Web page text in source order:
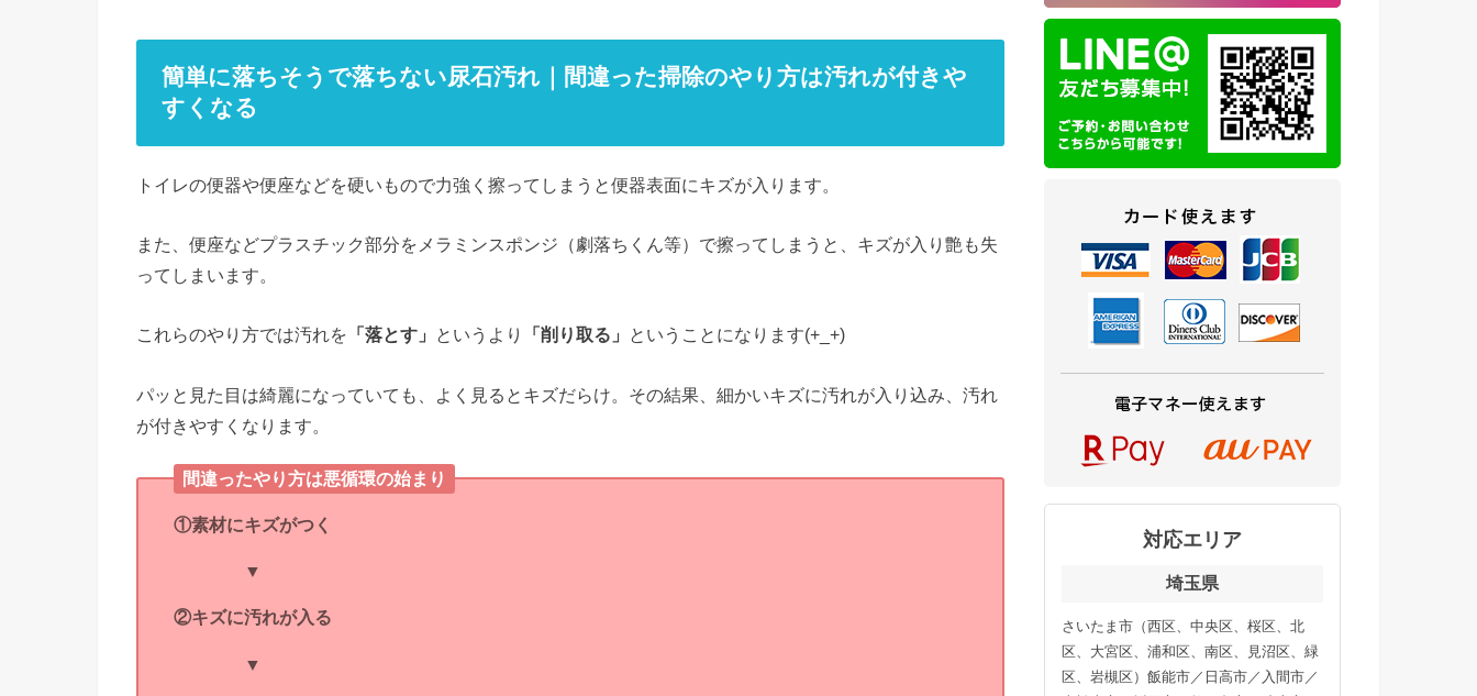
簡単に落ちそうで落ちない尿石汚れ｜間違った掃除のやり方は汚れが付きや
すくなる
トイレの便器や便座などを硬いもので力強く擦ってしまうと便器表面にキズが入ります。
また、便座などプラスチック部分をメラミンスポンジ（劇落ちくん等）で擦ってしまうと、キズが入り艶も失
ってしまいます。
これらのやり方では汚れを 「落とす」 というより 「削り取る」 ということになります(+_+)
パッと見た目は綺麗になっていても、よく見るとキズだらけ。その結果、細かいキズに汚れが入り込み、汚れ
が付きやすくなります。
間違ったやり方は悪循環の始まり
①素材にキズがつく
▼
②キズに汚れが入る
▼
対応エリア
埼玉県
さいたま市（西区、中央区、桜区、北
区、大宮区、浦和区、南区、見沼区、緑
区、岩槻区）飯能市／日高市／入間市／